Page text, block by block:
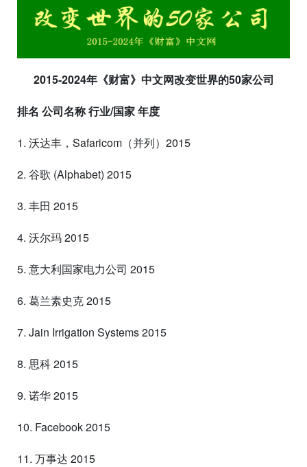
2015-2024年《财富》中文网改变世界的50家公司
排名 公司名称 行业/国家 年度
1. 沃达丰，Safaricom（并列）2015
2. 谷歌 (Alphabet) 2015
3. 丰田 2015
4. 沃尔玛 2015
5. 意大利国家电力公司 2015
6. 葛兰素史克 2015
7. Jain Irrigation Systems 2015
8. 思科 2015
9. 诺华 2015
10. Facebook 2015
11. 万事达 2015